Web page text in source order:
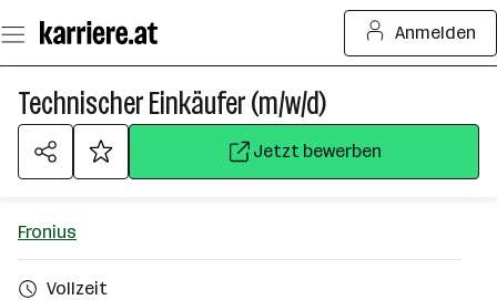
Seiteninhalt
springen
Anmelden
Technischer Einkäufer (m/w/d)
Jetzt bewerben
Fronius
Vollzeit